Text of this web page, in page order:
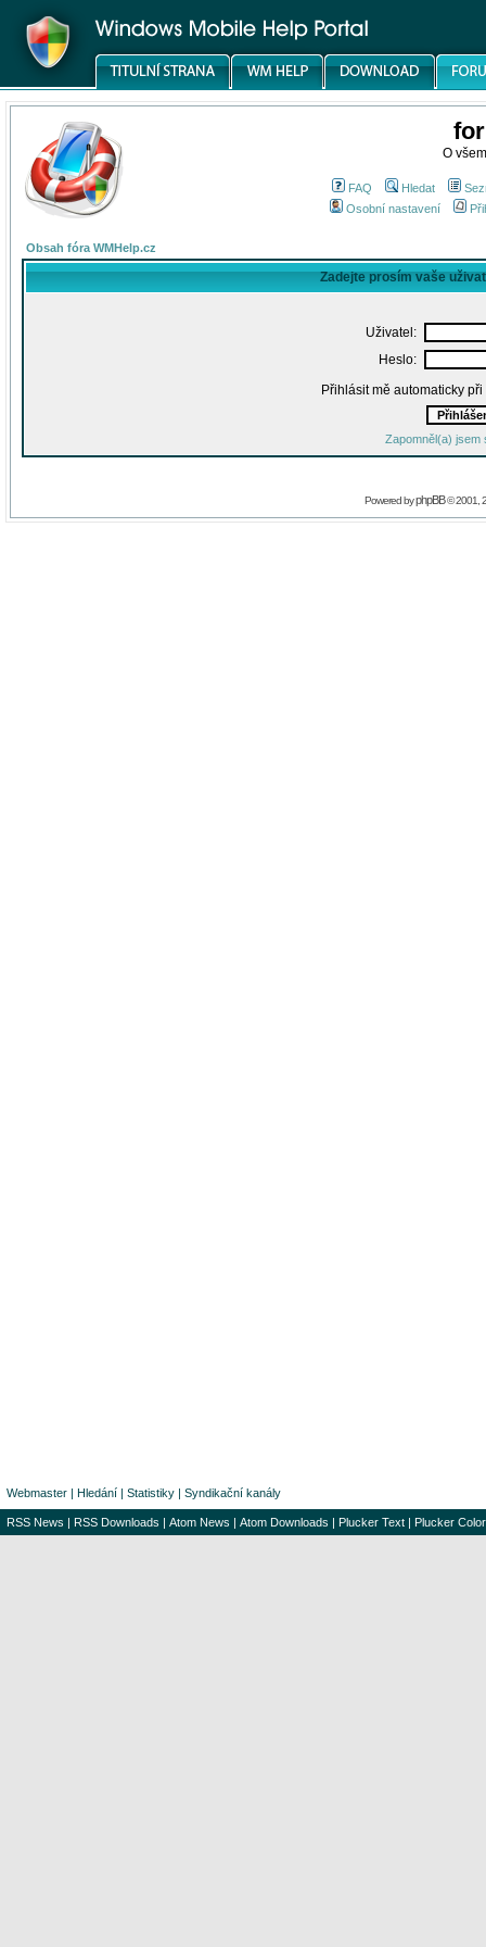
O
FAQ Hledat
Osobní nastavení
Obsah fóra WMHelp.cz
Zadejte prosím vaše
Uživatel:
Heslo:
Přihlásit mě automaticky
Zapomněl(a) jsem
Powered byphpBB© 2001,
Webmaster | Hledání | Statistiky | Syndikační kanály
RSS News | RSS Downloads | Atom News | Atom Downloads | Plucker Text | Plucker Color